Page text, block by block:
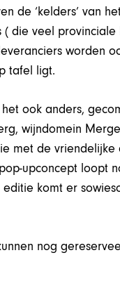
de ‘kelders’ van
( die veel
worden
tafel ligt.
ook anders,
wijndomein
met de
upconcept loopt
komt er
nog